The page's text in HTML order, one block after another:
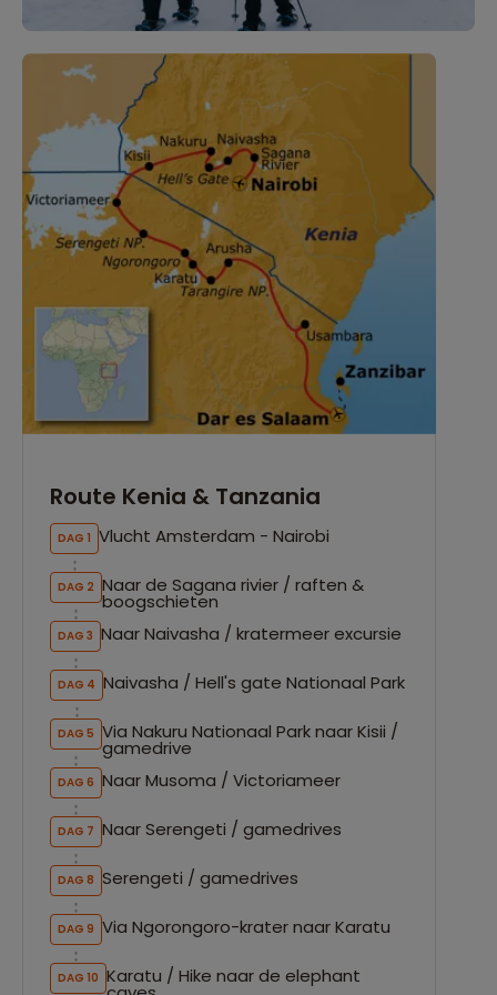
Route Kenia & Tanzania
DAG 1 Vlucht Amsterdam - Nairobi
DAG 2 Naar de Sagana rivier / raften &
boogschieten
DAG 3 Naar Naivasha / kratermeer excursie
DAG 4 Naivasha / Hell's gate Nationaal Park
DAG 5 Via Nakuru Nationaal Park naar Kisii /
gamedrive
DAG 6 Naar Musoma / Victoriameer
DAG 7 Naar Serengeti / gamedrives
DAG 8 Serengeti / gamedrives
DAG 9 Via Ngorongoro-krater naar Karatu
DAG 10 Karatu / Hike naar de elephant